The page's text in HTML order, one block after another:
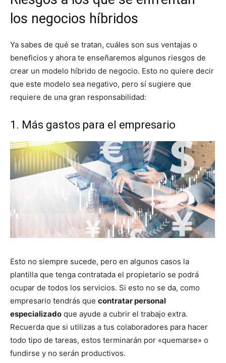
los negocios híbridos
Ya sabes de qué se tratan, cuáles son sus ventajas o
beneficios y ahora te enseñaremos algunos riesgos de
crear un modelo híbrido de negocio. Esto no quiere decir
que este modelo sea negativo, pero sí sugiere que
requiere de una gran responsabilidad:
1. Más gastos para el empresario
Esto no siempre sucede, pero en algunos casos la
plantilla que tenga contratada el propietario se podrá
ocupar de todos los servicios. Si esto no se da, como
empresario tendrás que contratar personal
especializado que ayude a cubrir el trabajo extra.
Recuerda que si utilizas a tus colaboradores para hacer
todo tipo de tareas, estos terminarán por «quemarse» o
fundirse y no serán productivos.